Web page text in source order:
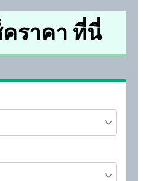
คราคา ที่นี่